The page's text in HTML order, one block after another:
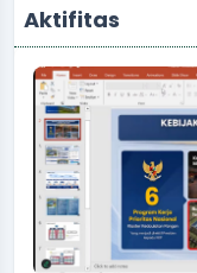
Aktifitas